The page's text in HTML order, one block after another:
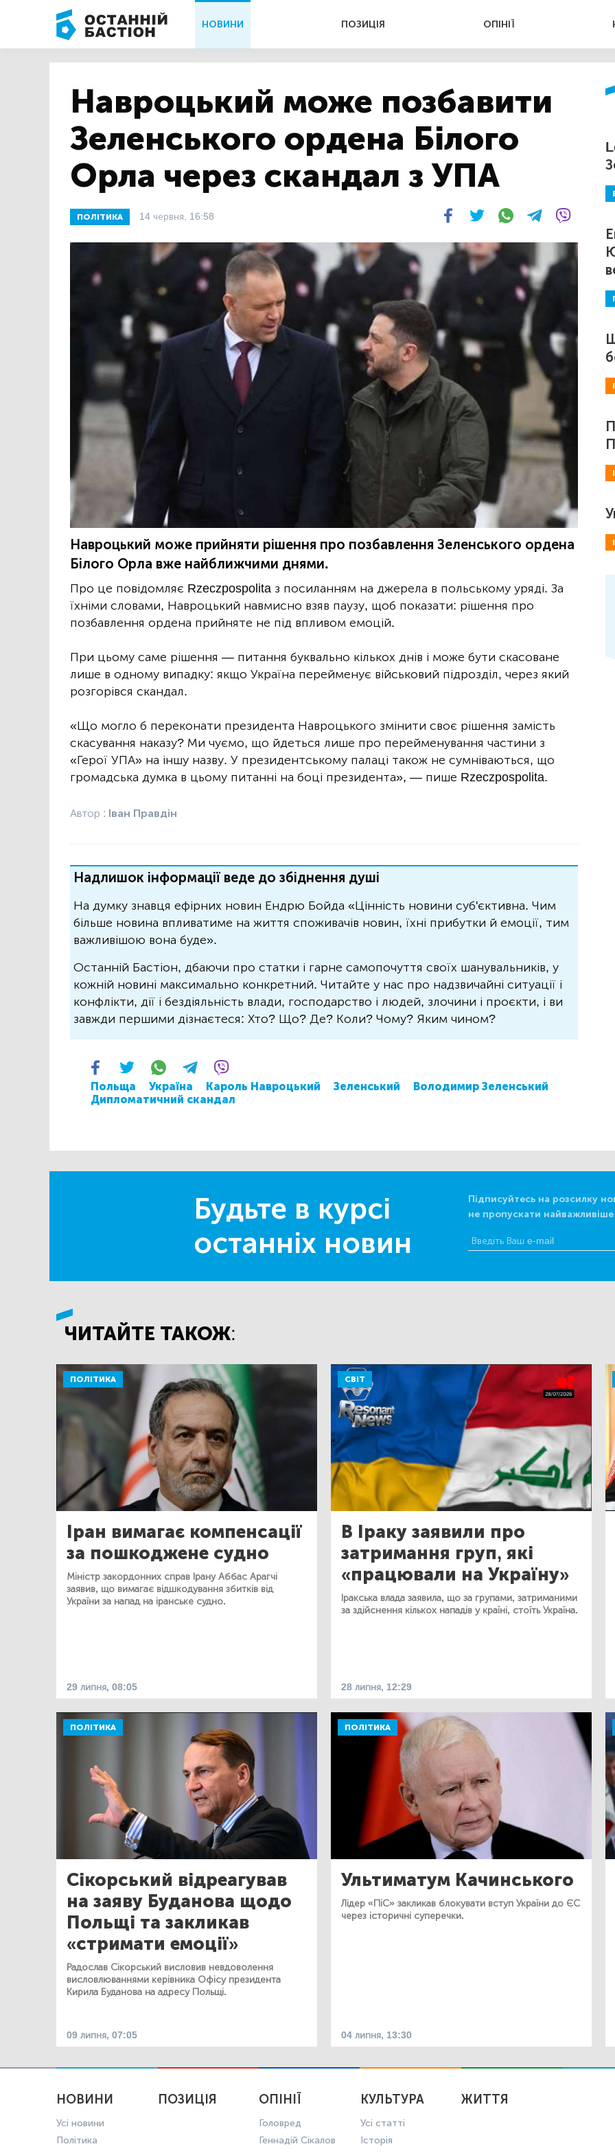
НОВИНИ ПОЗИЦІЯ ОПІНІЇ
Навроцький може позбавити
Зеленського ордена Білого
Орла через скандал з УПА
ПОЛІТИКА 14 червня, 16:58
Навроцький може прийняти рішення про позбавлення Зеленського ордена
Білого Орла вже найближчими днями.
Про це повідомляє Rzeczpospolita з посиланням на джерела в польському уряді. За
їхніми словами, Навроцький навмисно взяв паузу, щоб показати: рішення про
позбавлення ордена прийняте не під впливом емоцій.
При цьому саме рішення — питання буквально кількох днів і може бути скасоване
лише в одному випадку: якщо Україна перейменує військовий підрозділ, через який
розгорівся скандал.
«Що могло б переконати президента Навроцького змінити своє рішення замість
скасування наказу? Ми чуємо, що йдеться лише про перейменування частини з
«Герої УПА» на іншу назву. У президентському палаці також не сумніваються, що
громадська думка в цьому питанні на боці президента», — пише Rzeczpospolita.
Автор : Іван Правдін
Надлишок інформації веде до збіднення душі
На думку знавця ефірних новин Ендрю Бойда «Цінність новини суб'єктивна. Чим
більше новина впливатиме на життя споживачів новин, їхні прибутки й емоції, тим
важливішою вона буде».
Останній Бастіон, дбаючи про статки і гарне самопочуття своїх шанувальників, у
кожній новині максимально конкретний. Читайте у нас про надзвичайні ситуації і
конфлікти, дії і бездіяльність влади, господарство і людей, злочини і проєкти, і ви
завжди першими дізнаєтеся: Хто? Що? Де? Коли? Чому? Яким чином?
Польща Україна Кароль Навроцький Зеленський
Володимир Зеленський
Дипломатичний скандал
Будьте в курсі
останніх новин
Підписуйтесь на розсилку
не пропускати найважливіше
ЧИТАЙТЕ ТАКОЖ:
ПОЛІТИКА
Іран вимагає компенсації
за пошкоджене судно
Міністр закордонних справ Ірану Аббас Арагчі
заявив, що вимагає відшкодування збитків від
України за напад на іранське судно.
29 липня, 08:05
СВІТ
В Іраку заявили про
затримання груп, які
«працювали на Україну»
Іракська влада заявила, що за групами, затриманими
за здійснення кількох нападів у країні, стоїть Україна.
28 липня, 12:29
ПОЛІТИКА
Сікорський відреагував
на заяву Буданова щодо
Польщі та закликав
«стримати емоції»
Радослав Сікорський висловив невдоволення
висловлюваннями керівника Офісу президента
Кирила Буданова на адресу Польщі.
09 липня, 07:05
ПОЛІТИКА
Ультиматум Качинського
Лідер «ПіС» закликав блокувати вступ України до ЄС
через історичні суперечки.
04 липня, 13:30
НОВИНИ
Усі новини
Політика
ПОЗИЦІЯ ОПІНІЇ
Головред
Геннадій Сікалов
КУЛЬТУРА
Усі статті
Історія
ЖИТТЯ